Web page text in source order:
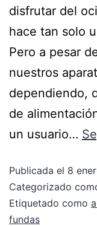
disfrutar del
hace tan solo
Pero a pesar
nuestros
dependiendo,
de
un usuario…
Publicada el 8
Categorizado
Etiquetado como
fundas